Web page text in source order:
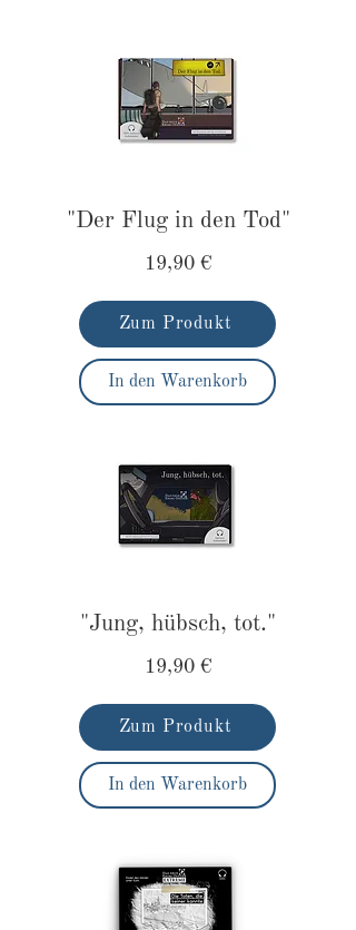
"Der Flug in den Tod"
19,90 €
Zum Produkt
In den Warenkorb
"Jung, hübsch, tot."
19,90 €
Zum Produkt
In den Warenkorb